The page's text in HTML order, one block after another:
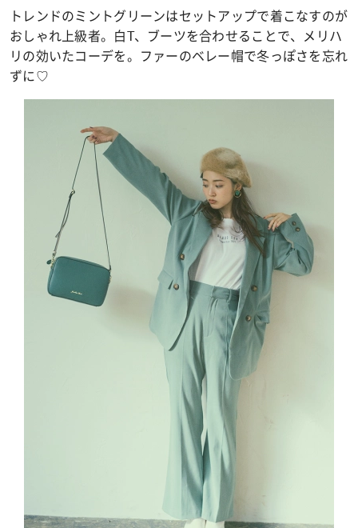
トレンドのミントグリーンはセットアップで着こなすのが
おしゃれ上級者。白T、ブーツを合わせることで、メリハ
リの効いたコーデを。ファーのベレー帽で冬っぽさを忘れ
ずに♡